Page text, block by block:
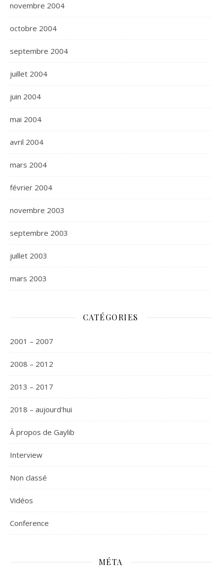
novembre 2004
octobre 2004
septembre 2004
juillet 2004
juin 2004
mai 2004
avril 2004
mars 2004
février 2004
novembre 2003
septembre 2003
juillet 2003
mars 2003
CATÉGORIES
2001 – 2007
2008 – 2012
2013 – 2017
2018 – aujourd'hui
À propos de Gaylib
Interview
Non classé
Vidéos
Сonference
MÉTA